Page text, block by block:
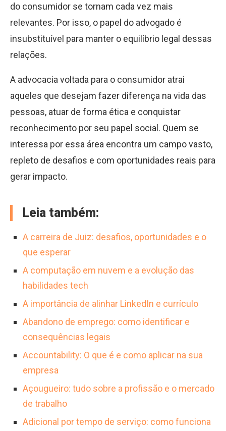
do consumidor se tornam cada vez mais
relevantes. Por isso, o papel do advogado é
insubstituível para manter o equilíbrio legal dessas
relações.
A advocacia voltada para o consumidor atrai
aqueles que desejam fazer diferença na vida das
pessoas, atuar de forma ética e conquistar
reconhecimento por seu papel social. Quem se
interessa por essa área encontra um campo vasto,
repleto de desafios e com oportunidades reais para
gerar impacto.
Leia também:
A carreira de Juiz: desafios, oportunidades e o
que esperar
A computação em nuvem e a evolução das
habilidades tech
A importância de alinhar LinkedIn e currículo
Abandono de emprego: como identificar e
consequências legais
Accountability: O que é e como aplicar na sua
empresa
Açougueiro: tudo sobre a profissão e o mercado
de trabalho
Adicional por tempo de serviço: como funciona